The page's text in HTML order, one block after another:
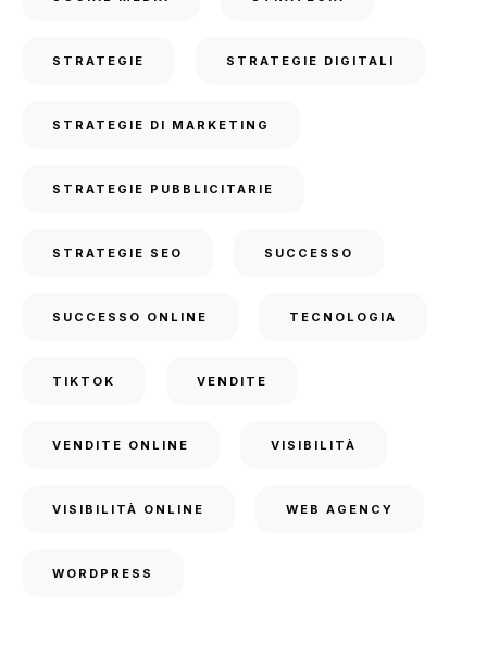
STRATEGIE STRATEGIE DIGITALI
STRATEGIE DI MARKETING
STRATEGIE PUBBLICITARIE
STRATEGIE SEO SUCCESSO
SUCCESSO ONLINE TECNOLOGIA
TIKTOK VENDITE
VENDITE ONLINE VISIBILITÀ
VISIBILITÀ ONLINE WEB AGENCY
WORDPRESS